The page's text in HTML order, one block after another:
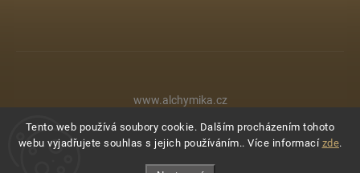
Tento web používá soubory cookie. Dalším procházením tohoto
webu vyjadřujete souhlas s jejich používáním.. Více informací zde.
www.alchymika.cz